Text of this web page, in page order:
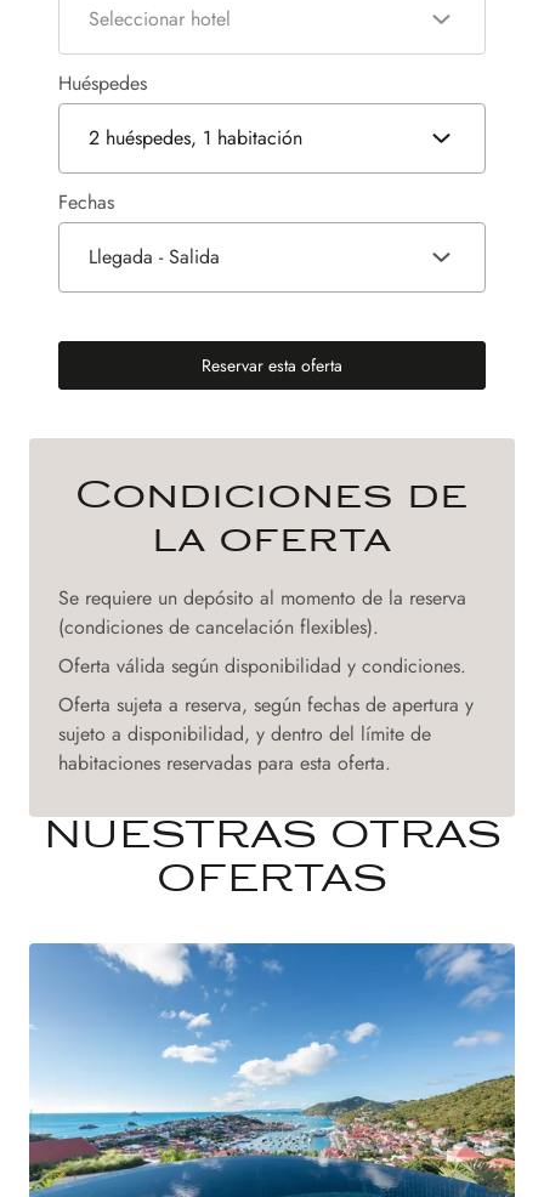
Seleccionar hotel
Huéspedes
2 huéspedes, 1 habitación
Fechas
Llegada - Salida
Reservar esta oferta
(nueva pestaña)
Condiciones de
la oferta
Se requiere un depósito al momento de la reserva
(condiciones de cancelación flexibles).
Oferta válida según disponibilidad y condiciones.
Oferta sujeta a reserva, según fechas de apertura y
sujeto a disponibilidad, y dentro del límite de
habitaciones reservadas para esta oferta.
NUESTRAS OTRAS
OFERTAS